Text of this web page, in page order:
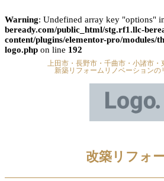
Warning: Undefined array key "options"
beready.com/public_html/stg.rf1.llc-
content/plugins/elementor-pro/modules/
logo.php on line 192
上田市・長野市・千曲市・小諸市・
新築リフォームリノベーションの
改築リフォ